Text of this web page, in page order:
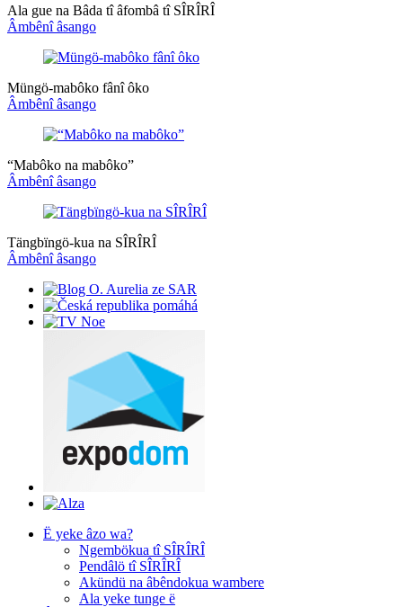
Ala gue na Bâda tî âfombâ tî SÎRÎRÎ
Âmbênî âsango
Müngö-mabôko fânî ôko
Âmbênî âsango
“Mabôko na mabôko”
Âmbênî âsango
Tängbïngö-kua na SÎRÎRÎ
Âmbênî âsango
Ë yeke âzo wa?
Ngembökua tî SÎRÎRÎ
Pendâlö tî SÎRÎRÎ
Akündü na âbêndokua wambere
Ala yeke tunge ë